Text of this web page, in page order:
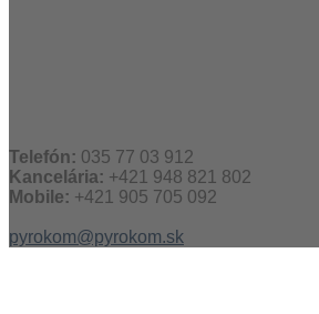
Telefón: 035 77 03 912
Kancelária: +421 948 821 802
Mobile: +421 905 705 092
pyrokom@pyrokom.sk